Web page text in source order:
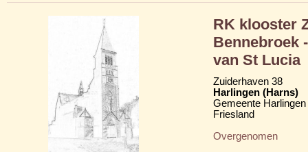
RK klooster
Bennebroek
van St Lucia
Zuiderhaven 38
Harlingen (Harns)
Gemeente Harlingen
Friesland
Overgenomen